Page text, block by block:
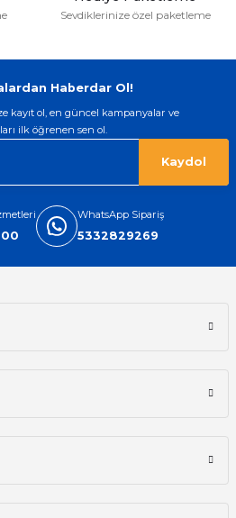
Sevdiklerinize özel paketleme
Haberdar Ol!
kayıt ol, en güncel kampanyalar ve
ilk öğrenen sen ol.
Kaydol
WhatsApp Sipariş
5332829269